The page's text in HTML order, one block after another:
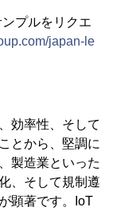
プルをリクエ
japan-le
効率性、そして
とから、堅調に
製造業といった
、そして規制遵
顕著です。IoT